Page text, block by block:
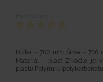
Dĺžka - 700 mm Šírka -
Materiál - plast Zrkadlo je
plastu Polymiru